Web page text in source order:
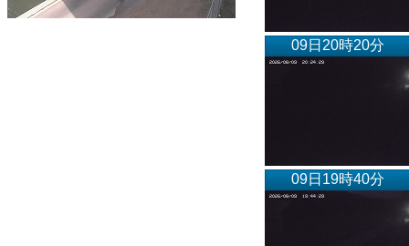
09日20時20分
09日19時40分